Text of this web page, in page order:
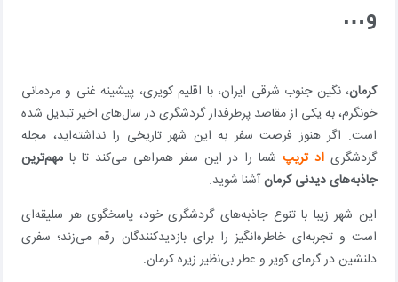
و…
کرمان، نگین جنوب شرقی ایران، با اقلیم کویری، پیشینه غنی و مردمانی
خونگرم، به یکی از مقاصد پرطرفدار گردشگری در سال‌های اخیر تبدیل شده
است. اگر هنوز فرصت سفر به این شهر تاریخی را نداشته‌اید، مجله
گردشگری اد تریپشما را در این سفر همراهی می‌کند تا با مهم‌ترین
جاذبه‌های دیدنی کرمانآشنا شوید.
این شهر زیبا با تنوع جاذبه‌های گردشگری خود، پاسخگوی هر سلیقه‌ای
است و تجربه‌ای خاطره‌انگیز را برای بازدیدکنندگان رقم می‌زند؛ سفری
دلنشین در گرمای کویر و عطر بی‌نظیر زیره کرمان.